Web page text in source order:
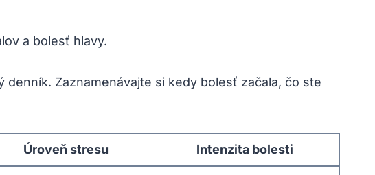
a bolesť hlavy.
Zaznamenávajte si kedy bolesť začala, čo ste
Úroveň stresu Intenzita bolesti